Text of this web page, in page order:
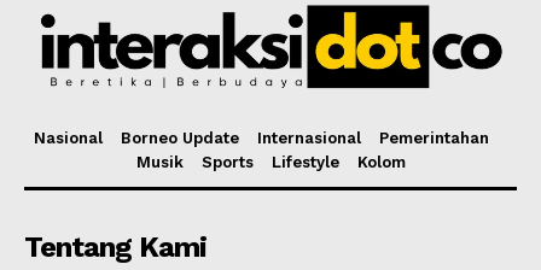
Nasional Borneo Update Internasional
Pemerintahan
Musik
Sports Lifestyle Kolom
Tentang Kami